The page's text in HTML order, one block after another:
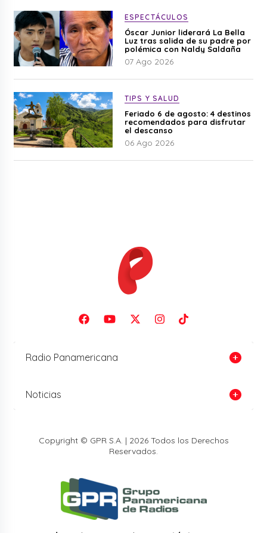
ESPECTÁCULOS
Óscar Junior liderará La Bella
Luz tras salida de su padre por
polémica con Naldy Saldaña
07 Ago 2026
TIPS Y SALUD
Feriado 6 de agosto: 4 destinos
recomendados para disfrutar
el descanso
06 Ago 2026
Radio Panamericana
Noticias
Copyright © GPR S.A. | 2026 Todos los Derechos
Reservados.